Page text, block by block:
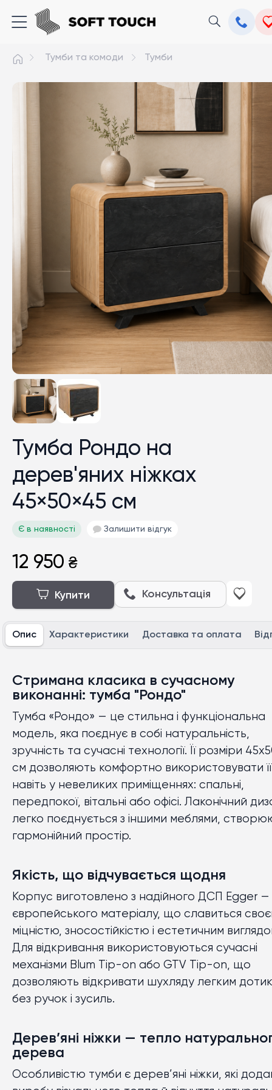
Тумби та комоди Тумби
Тумба Рондо на
дерев'яних ніжках
45×50×45 см
Є в наявності Залишити відгук
12 950 ₴
Купити Консультація
Опис Характеристики Доставка та оплата
Стримана класика в сучасному
виконанні: тумба "Рондо"
Тумба «Рондо» — це стильна і функціональна
модель, яка поєднує в собі натуральність,
зручність та сучасні технології. Її розміри
см дозволяють комфортно використовувати її
навіть у невеликих приміщеннях: спальні,
передпокої, вітальні або офісі. Лаконічний
легко поєднується з іншими меблями,
гармонійний простір.
Якість, що відчувається щодня
Корпус виготовлено з надійного ДСП Egger —
європейського матеріалу, що славиться
міцністю, зносостійкістю і естетичним
Для відкривання використовуються сучасні
механізми Blum Tip-on або GTV Tip-on, що
дозволяють відкривати шухляду легким
без ручок і зусиль.
Дерев’яні ніжки — тепло
дерева
Особливістю тумби є дерев’яні ніжки, які